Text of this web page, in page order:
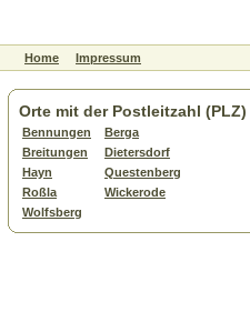
Home Impressum
Orte mit der Postleitzahl (PLZ)
Bennungen
Berga
Breitungen
Dietersdorf
Hayn
Questenberg
Roßla
Wickerode
Wolfsberg